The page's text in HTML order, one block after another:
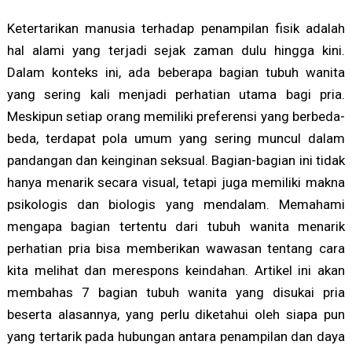
Ketertarikan manusia terhadap penampilan fisik adalah
hal alami yang terjadi sejak zaman dulu hingga kini.
Dalam konteks ini, ada beberapa bagian tubuh wanita
yang sering kali menjadi perhatian utama bagi pria.
Meskipun setiap orang memiliki preferensi yang berbeda-
beda, terdapat pola umum yang sering muncul dalam
pandangan dan keinginan seksual. Bagian-bagian ini tidak
hanya menarik secara visual, tetapi juga memiliki makna
psikologis dan biologis yang mendalam. Memahami
mengapa bagian tertentu dari tubuh wanita menarik
perhatian pria bisa memberikan wawasan tentang cara
kita melihat dan merespons keindahan. Artikel ini akan
membahas 7 bagian tubuh wanita yang disukai pria
beserta alasannya, yang perlu diketahui oleh siapa pun
yang tertarik pada hubungan antara penampilan dan daya